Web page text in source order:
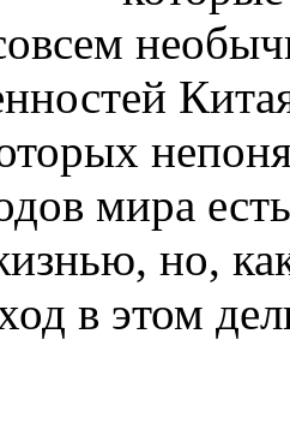
мира
но,
в этом